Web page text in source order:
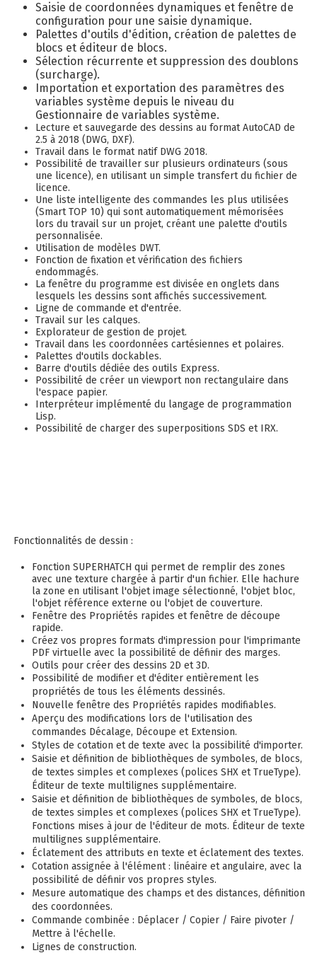
Saisie de coordonnées dynamiques et fenêtre de
configuration pour une saisie dynamique.
Palettes d'outils d'édition, création de palettes de
blocs et éditeur de blocs.
Sélection récurrente et suppression des doublons
(surcharge).
Importation et exportation des paramètres des
variables système depuis le niveau du
Gestionnaire de variables système.
Lecture et sauvegarde des dessins au format AutoCAD de
2.5 à 2018 (DWG, DXF).
Travail dans le format natif DWG 2018.
Possibilité de travailler sur plusieurs ordinateurs (sous
une licence), en utilisant un simple transfert du fichier de
licence.
Une liste intelligente des commandes les plus utilisées
(Smart TOP 10) qui sont automatiquement mémorisées
lors du travail sur un projet, créant une palette d'outils
personnalisée.
Utilisation de modèles DWT.
Fonction de fixation et vérification des fichiers
endommagés.
La fenêtre du programme est divisée en onglets dans
lesquels les dessins sont affichés successivement.
Ligne de commande et d'entrée.
Travail sur les calques.
Explorateur de gestion de projet.
Travail dans les coordonnées cartésiennes et polaires.
Palettes d'outils dockables.
Barre d'outils dédiée des outils Express.
Possibilité de créer un viewport non rectangulaire dans
l'espace papier.
Interpréteur implémenté du langage de programmation
Lisp.
Possibilité de charger des superpositions SDS et IRX.
Fonctionnalités de dessin :
Fonction SUPERHATCH qui permet de remplir des zones
avec une texture chargée à partir d'un fichier. Elle hachure
la zone en utilisant l'objet image sélectionné, l'objet bloc,
l'objet référence externe ou l'objet de couverture.
Fenêtre des Propriétés rapides et fenêtre de découpe
rapide.
Créez vos propres formats d'impression pour l'imprimante
PDF virtuelle avec la possibilité de définir des marges.
Outils pour créer des dessins 2D et 3D.
Possibilité de modifier et d'éditer entièrement les
propriétés de tous les éléments dessinés.
Nouvelle fenêtre des Propriétés rapides modifiables.
Aperçu des modifications lors de l'utilisation des
commandes Décalage, Découpe et Extension.
Styles de cotation et de texte avec la possibilité d'importer.
Saisie et définition de bibliothèques de symboles, de blocs,
de textes simples et complexes (polices SHX et TrueType).
Éditeur de texte multilignes supplémentaire.
Saisie et définition de bibliothèques de symboles, de blocs,
de textes simples et complexes (polices SHX et TrueType).
Fonctions mises à jour de l'éditeur de mots. Éditeur de texte
multilignes supplémentaire.
Éclatement des attributs en texte et éclatement des textes.
Cotation assignée à l'élément : linéaire et angulaire, avec la
possibilité de définir vos propres styles.
Mesure automatique des champs et des distances, définition
des coordonnées.
Commande combinée : Déplacer / Copier / Faire pivoter /
Mettre à l'échelle.
Lignes de construction.